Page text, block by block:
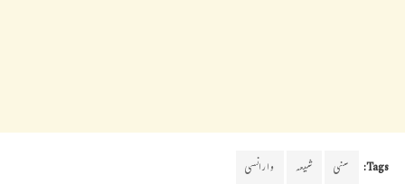
Tags: سنی شیعہ وارانسی